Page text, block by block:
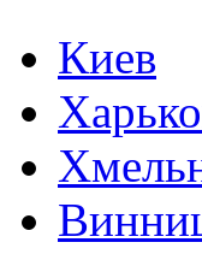
Киев